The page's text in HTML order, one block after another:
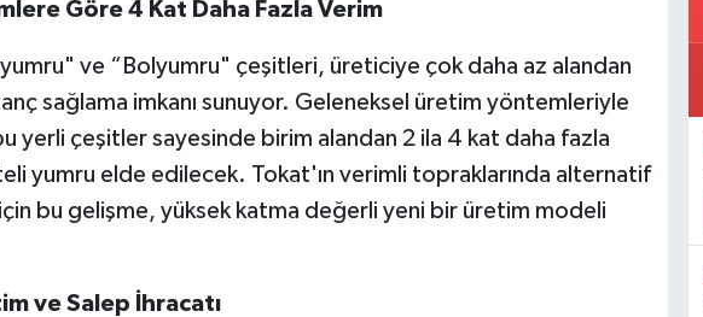
Göre 4 Kat Daha Fazla Verim
ve “Bolyumru" çeşitleri, üreticiye çok daha az alandan
sağlama imkanı sunuyor. Geleneksel üretim yöntemleriyle
bu yerli çeşitler sayesinde birim alandan 2 ila 4 kat daha fazla
yumru elde edilecek. Tokat'ın verimli topraklarında alternatif
bu gelişme, yüksek katma değerli yeni bir üretim modeli
ve Salep İhracatı